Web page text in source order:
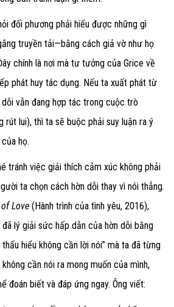
đối phương phải hiểu được những gì
truyền tải—bằng cách giả vờ như họ
chính là nơi mà tư tưởng của Grice về
phát huy tác dụng. Nếu ta xuất phát từ
vẫn đang hợp tác trong cuộc trò
rút lui), thì ta sẽ buộc phải suy luận ra ý
họ.
tránh việc giải thích cảm xúc không phải
ta chọn cách hờn dỗi thay vì nói thẳng.
Love (Hành trình của tình yêu, 2016),
lý giải sức hấp dẫn của hờn dỗi bằng
hiểu không cần lời nói” mà ta đã từng
cần nói ra mong muốn của mình,
đoán biết và đáp ứng ngay. Ông viết: